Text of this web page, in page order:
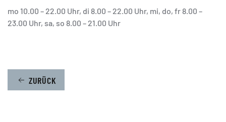
mo 10.00 – 22.00 Uhr, di 8.00 – 22.00 Uhr, mi, do, fr 8.00 –
23.00 Uhr, sa, so 8.00 – 21.00 Uhr
ZURÜCK